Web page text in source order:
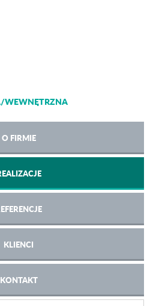
WEWNĘTRZNA
O FIRMIE
KLIENCI
KONTAKT